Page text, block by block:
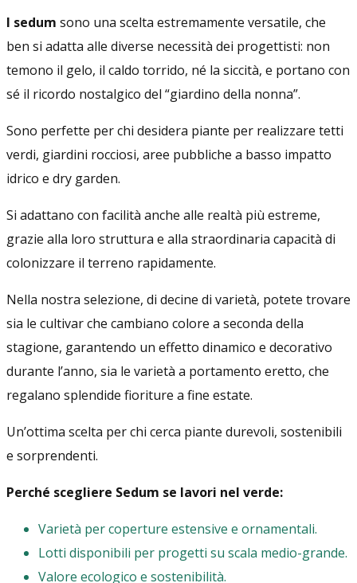
I sedum sono una scelta estremamente versatile, che
ben si adatta alle diverse necessità dei progettisti: non
temono il gelo, il caldo torrido, né la siccità, e portano con
sé il ricordo nostalgico del “giardino della nonna”.
Sono perfette per chi desidera piante per realizzare tetti
verdi, giardini rocciosi, aree pubbliche a basso impatto
idrico e dry garden.
Si adattano con facilità anche alle realtà più estreme,
grazie alla loro struttura e alla straordinaria capacità di
colonizzare il terreno rapidamente.
Nella nostra selezione, di decine di varietà, potete trovare
sia le cultivar che cambiano colore a seconda della
stagione, garantendo un effetto dinamico e decorativo
durante l’anno, sia le varietà a portamento eretto, che
regalano splendide fioriture a fine estate.
Un’ottima scelta per chi cerca piante durevoli, sostenibili
e sorprendenti.
Perché scegliere Sedum se lavori nel verde:
Varietà per coperture estensive e ornamentali.
Lotti disponibili per progetti su scala medio-grande.
Valore ecologico e sostenibilità.